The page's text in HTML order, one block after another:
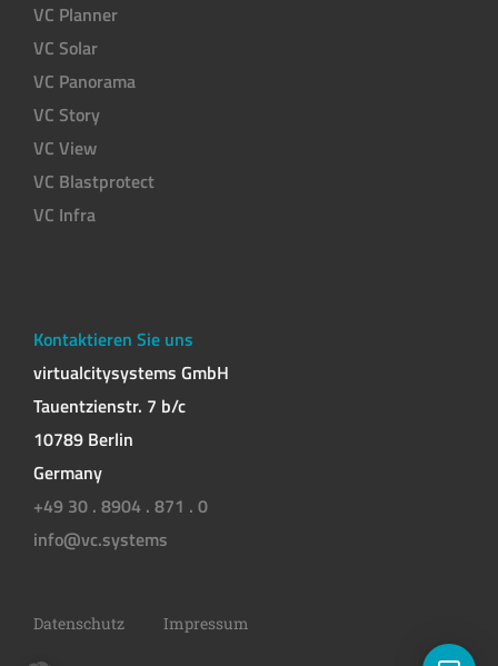
VC Planner
VC Solar
VC Panorama
VC Story
VC View
VC Blastprotect
VC Infra
Kontaktieren Sie uns
virtualcitysystems GmbH
Tauentzienstr. 7 b/c
10789 Berlin
Germany
+49 30 . 8904 . 871 . 0
info@vc.systems
Datenschutz Impressum